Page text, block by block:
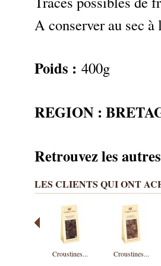
A conserver au sec
Poids : 400g
REGION :
Retrouvez les
LES CLIENTS QUI ONT
Croustines... Croustines...